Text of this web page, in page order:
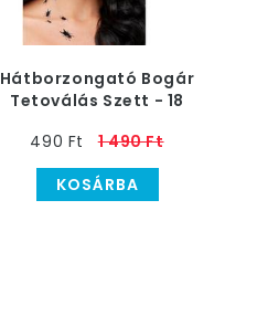
Hátborzongató Bogár
Tetoválás Szett - 18
490 Ft
1 490 Ft
KOSÁRBA